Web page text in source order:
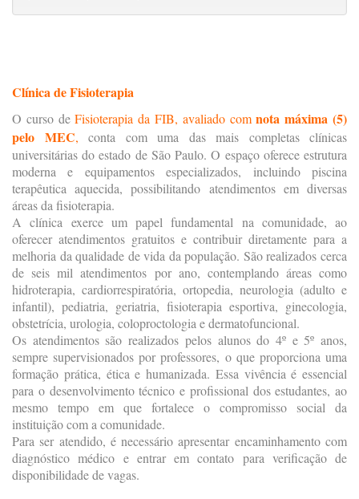
Clínica de Fisioterapia
O curso deFisioterapia da FIB, avaliado comnota máxima (5)
pelo MEC, conta com uma das mais completas clínicas
universitárias do estado de São Paulo. O espaço oferece estrutura
moderna e equipamentos especializados, incluindo piscina
terapêutica aquecida, possibilitando atendimentos em diversas
áreas da fisioterapia.
A clínica exerce um papel fundamental na comunidade, ao
oferecer atendimentos gratuitos e contribuir diretamente para a
melhoria da qualidade de vida da população. São realizados cerca
de seis mil atendimentos por ano, contemplando áreas como
hidroterapia, cardiorrespiratória, ortopedia, neurologia (adulto e
infantil), pediatria, geriatria, fisioterapia esportiva, ginecologia,
obstetrícia, urologia, coloproctologia e dermatofuncional.
Os atendimentos são realizados pelos alunos do 4º e 5º anos,
sempre supervisionados por professores, o que proporciona uma
formação prática, ética e humanizada. Essa vivência é essencial
para o desenvolvimento técnico e profissional dos estudantes, ao
mesmo tempo em que fortalece o compromisso social da
instituição com a comunidade.
Para ser atendido, é necessário apresentar encaminhamento com
diagnóstico médico e entrar em contato para verificação de
disponibilidade de vagas.